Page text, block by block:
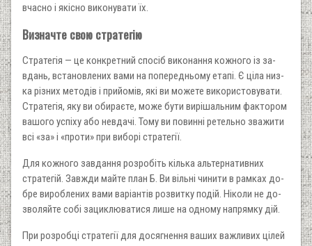
вчасно і якісно виконувати їх.
Визначте свою стратегію
Стратегія — це конкретний спосіб виконання кожного із за­
вдань, встановлених вами на попередньому етапі. Є ціла низ­
ка різних методів і прийомів, які ви можете використовувати.
Стратегія, яку ви обираєте, може бути вирішальним фактором
вашого успіху або невдачі. Тому ви повинні ретельно зважити
всі «за» і «проти» при виборі стратегії.
Для кожного завдання розробіть кілька альтернативних
стратегій. Завжди майте план Б. Ви вільні чинити в рамках до­
бре вироблених вами варіантів розвитку подій. Ніколи не до­
зволяйте собі зациклюватися лише на одному напрямку дій.
При розробці стратегії для досягнення ваших важливих цілей